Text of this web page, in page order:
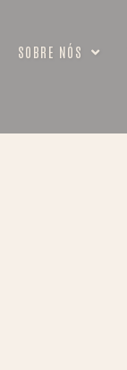
SOBRE NÓS